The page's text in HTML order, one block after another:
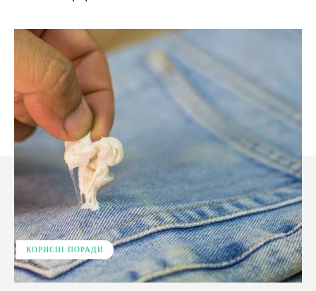
КОРИСНІ ПОРАДИ